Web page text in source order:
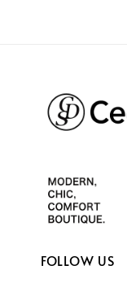
FOLLOW US